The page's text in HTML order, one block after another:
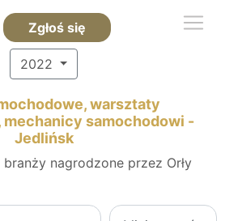
Zgłoś się
2022
warsztaty
mechanicy samochodowi -
Jedlińsk
nagrodzone przez Orły